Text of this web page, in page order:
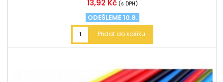
Cena
13,92 Kč (s DPH)
ODEŠLEME 10.8.
Přidat do košíku